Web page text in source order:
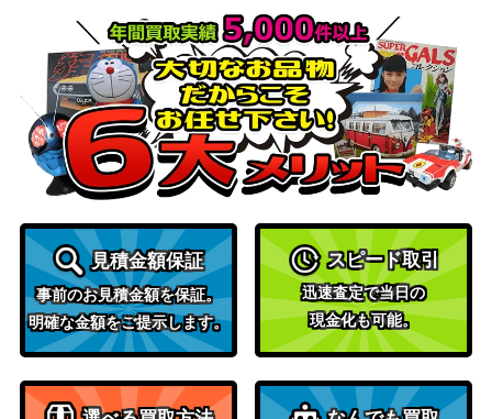
ル団（プロモ）【197/SM-
（プロモ）
ラルトス（AR）【SV1S 0
83/078】
スカーレット＆バイオ
レット
（スカーレットex）
70
ブースターV（SR/sa)【S6
ソード＆シールド
（イーブイヒーロー
ズ）
6,600
フシギバナEX（SR）【XY
1 061/060】
XY・XY BREAK
（コレクションX）
4,200
チルタリスex（SAR）【S
V4M 090/066】
スカーレット＆バイオ
1,900
鋼鉄のフライパン（UR） サン&ムーン
700
見積金額保証
事前のお見積金額を保証。
明確な金額をご提示します。
スピード取引
迅速査定で当日の
現金化も可能。